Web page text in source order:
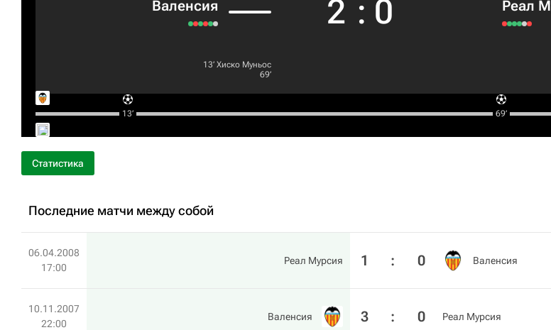
Валенсия 2 : 0 Реал
13‎’‎ Хиско Муньос
69‎’‎
13‎’‎ 69‎’‎
Статистика
Последние матчи между собой
06.04.2008
17:00
Реал Мурсия 1 : 0 Валенсия
10.11.2007
22:00
Валенсия 3 : 0 Реал Мурсия